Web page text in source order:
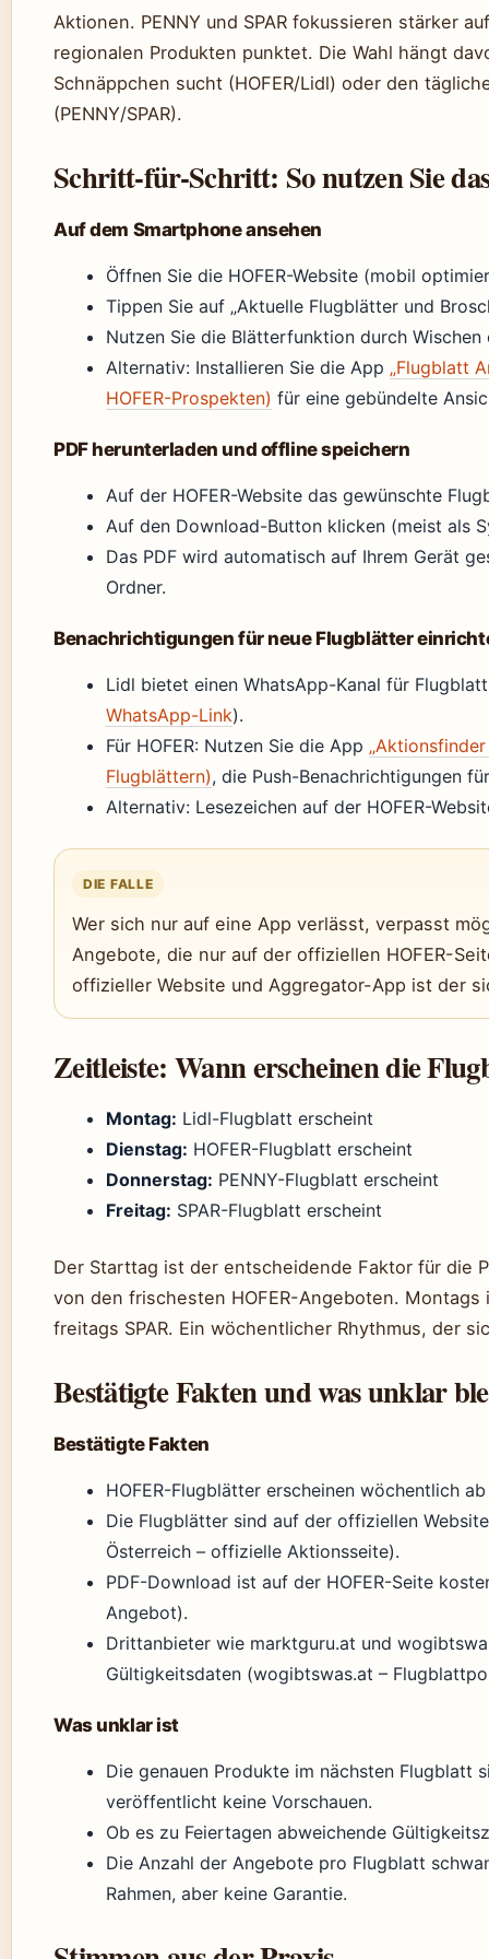
Aktionen. PENNY und SPAR fokussieren stärker
regionalen Produkten punktet. Die Wahl hängt
Schnäppchen sucht (HOFER/Lidl) oder den
(PENNY/SPAR).
Schritt-für-Schritt: So nutzen Sie
Auf dem Smartphone ansehen
Öffnen Sie die HOFER-Website (mobil
Tippen Sie auf „Aktuelle Flugblätter und
Nutzen Sie die Blätterfunktion durch Wischen
Alternativ: Installieren Sie die App „Flugblatt
HOFER-Prospekten) für eine gebündelte
PDF herunterladen und offline speichern
Auf der HOFER-Website das gewünschte
Auf den Download-Button klicken (meist als
Das PDF wird automatisch auf Ihrem Gerät
Ordner.
Benachrichtigungen für neue Flugblätter
Lidl bietet einen WhatsApp-Kanal für
WhatsApp-Link).
Für HOFER: Nutzen Sie die App
Flugblättern), die Push-Benachrichtigungen
Alternativ: Lesezeichen auf der HOFER-
DIE FALLE
Wer sich nur auf eine App verlässt, verpasst
Angebote, die nur auf der offiziellen HOFER-
offizieller Website und Aggregator-App ist der
Zeitleiste: Wann erscheinen die
Montag: Lidl-Flugblatt erscheint
Dienstag: HOFER-Flugblatt erscheint
Donnerstag: PENNY-Flugblatt erscheint
Freitag: SPAR-Flugblatt erscheint
Der Starttag ist der entscheidende Faktor für die
von den frischesten HOFER-Angeboten. Montags
freitags SPAR. Ein wöchentlicher Rhythmus, der
Bestätigte Fakten und was unklar
Bestätigte Fakten
HOFER-Flugblätter erscheinen wöchentlich
Die Flugblätter sind auf der offiziellen
Österreich – offizielle Aktionsseite).
PDF-Download ist auf der HOFER-Seite
Angebot).
Drittanbieter wie marktguru.at und
Gültigkeitsdaten (wogibtswas.at –
Was unklar ist
Die genauen Produkte im nächsten Flugblatt
veröffentlicht keine Vorschauen.
Ob es zu Feiertagen abweichende
Die Anzahl der Angebote pro Flugblatt
Rahmen, aber keine Garantie.